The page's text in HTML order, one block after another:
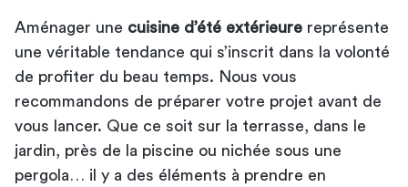
Aménager une cuisine d’été extérieure représente
une véritable tendance qui s’inscrit dans la volonté
de profiter du beau temps. Nous vous
recommandons de préparer votre projet avant de
vous lancer. Que ce soit sur la terrasse, dans le
jardin, près de la piscine ou nichée sous une
pergola… il y a des éléments à prendre en